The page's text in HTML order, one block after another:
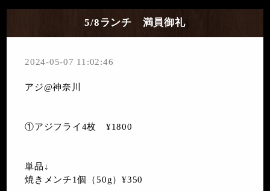
5/8ランチ 満員御礼
2024-05-07 11:02:46
アジ@神奈川
①アジフライ4枚 ¥1800
単品↓
焼きメンチ1個（50g）¥350